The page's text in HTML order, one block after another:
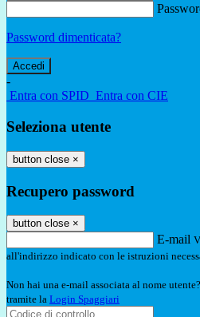
Password dimenticata?
-
Entra con SPID Entra con CIE
Seleziona utente
button close ×
Recupero password
button close ×
E-mail
all'indirizzo indicato con le istruzioni
Non hai una e-mail associata al nome
tramite la Login Spaggiari